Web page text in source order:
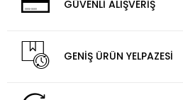
GÜVENLİ ALIŞVERİŞ
GENİŞ ÜRÜN YELPAZESİ